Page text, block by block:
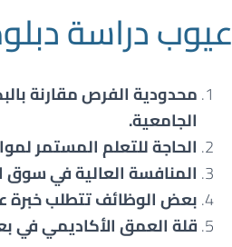
عيوب دراسة
محدودية الفرص مقارنة
الجامعية.
الحاجة للتعلم المستمر
المنافسة العالية في سوق
بعض الوظائف تتطلب خبرة
قلة العمق الأكاديمي في